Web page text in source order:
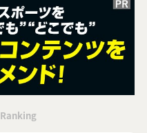
Ranking